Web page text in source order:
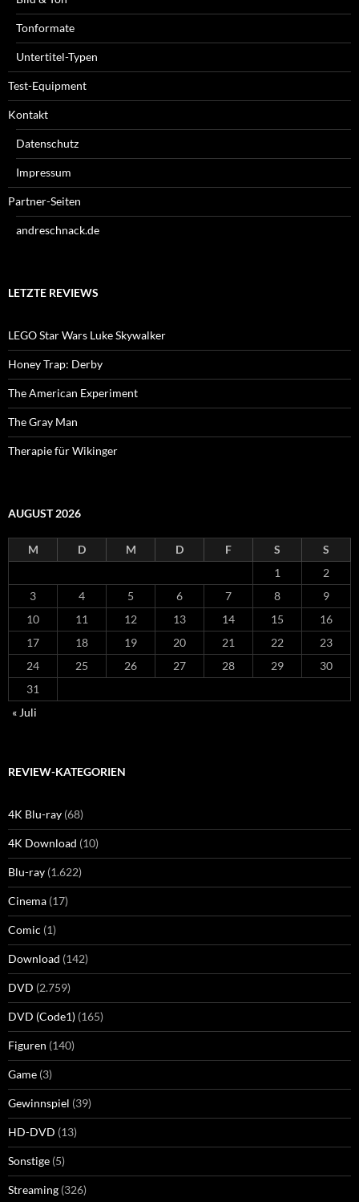
Tonformate
Untertitel-Typen
Test-Equipment
Kontakt
Datenschutz
Impressum
Partner-Seiten
andreschnack.de
LETZTE REVIEWS
LEGO Star Wars Luke Skywalker
Honey Trap: Derby
The American Experiment
The Gray Man
Therapie für Wikinger
AUGUST 2026
M D M D F S
S
1
2
3
4 5 6 7 8
9
10
11 12 13 14 15
16
17
18 19 20 21 22
23
24
25 26 27 28 29
30
31
« Juli
REVIEW-KATEGORIEN
4K Blu-ray (68)
4K Download (10)
Blu-ray (1.622)
Cinema (17)
Comic (1)
Download (142)
DVD (2.759)
DVD (Code1) (165)
Figuren (140)
Game (3)
Gewinnspiel (39)
HD-DVD (13)
Sonstige (5)
Streaming (326)